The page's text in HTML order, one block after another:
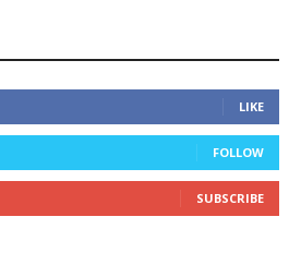
LIKE
FOLLOW
SUBSCRIBE